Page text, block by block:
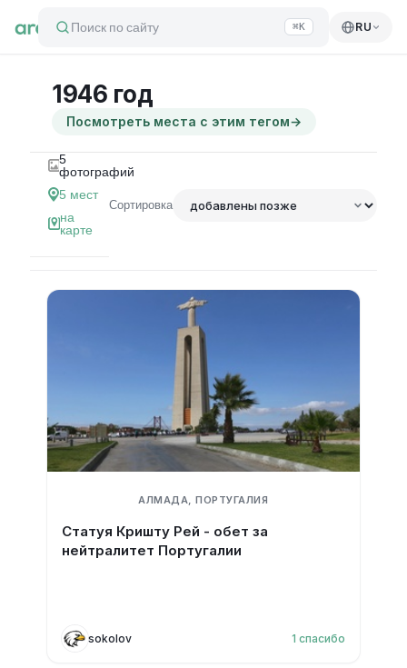
Поиск по сайту ⌘K RU
1946 год
Посмотреть места с этим тегом→
5
фотографий
5 мест
на
карте
Сортировка
АЛМАДА, ПОРТУГАЛИЯ
Статуя Кришту Рей - обет за
нейтралитет Португалии
sokolov 1 спасибо